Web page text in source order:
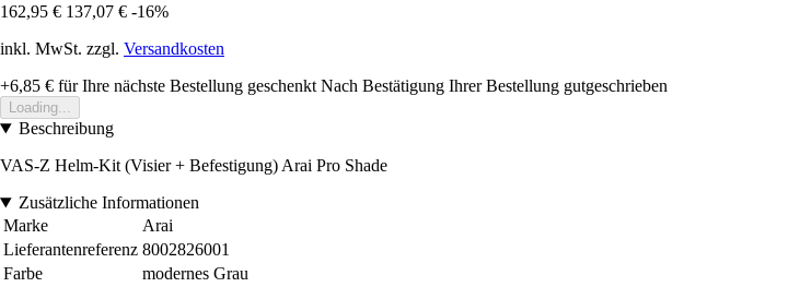
162,95 € 137,07 € -16%
inkl. MwSt. zzgl. Versandkosten
+6,85 € für Ihre nächste Bestellung geschenkt Nach Bestätigung Ihrer Bestellung gutgeschrieben
Loading...
Beschreibung
VAS-Z Helm-Kit (Visier + Befestigung) Arai Pro Shade
Zusätzliche Informationen
Marke
Arai
Lieferantenreferenz 8002826001
Farbe
modernes Grau